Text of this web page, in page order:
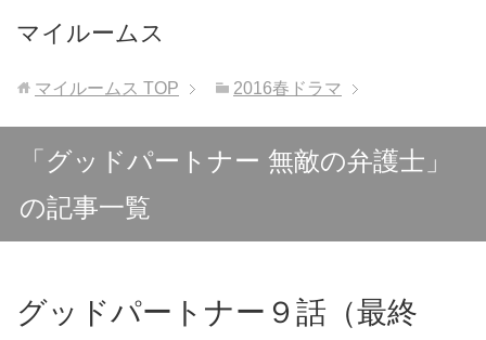
マイルームス
マイルームス TOP 2016春ドラマ
「グッドパートナー 無敵の弁護士」
の記事一覧
グッドパートナー９話（最終